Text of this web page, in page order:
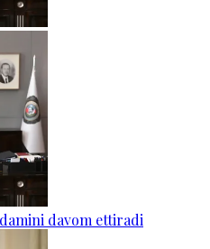
davom ettiradi